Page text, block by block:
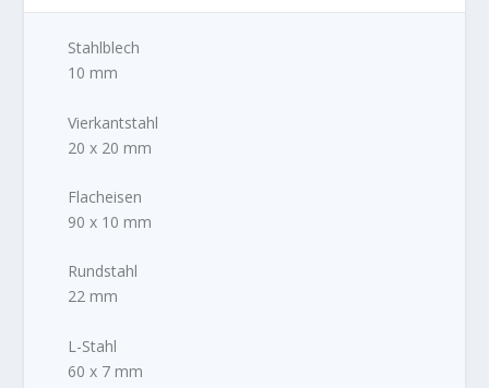
Stahlblech
10 mm
Vierkantstahl
20 x 20 mm
Flacheisen
90 x 10 mm
Rundstahl
22 mm
L-Stahl
60 x 7 mm